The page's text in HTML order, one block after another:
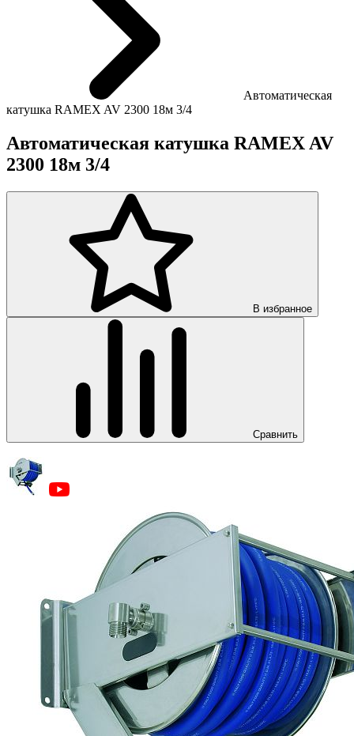
Автоматическая
катушка RAMEX AV 2300 18м 3/4
Автоматическая катушка RAMEX AV
2300 18м 3/4
В избранное
Сравнить